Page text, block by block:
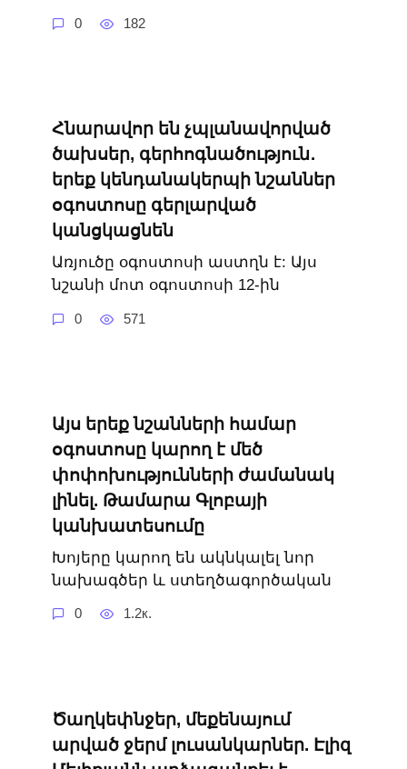
0 182
Հնարավոր են չպլանավորված
ծախսեր, գերհոգնածություն․
երեք կենդանակերպի նշաններ
օգոստոսը գերլարված
կանցկացնեն
Առյուծը օգոստոսի աստղն է: Այս
նշանի մոտ օգոստոսի 12-ին
0 571
Այս երեք նշանների համար
օգոստոսը կարող է մեծ
փոփոխությունների ժամանակ
լինել. Թամարա Գլոբայի
կանխատեսումը
Խոյերը կարող են ակնկալել նոր
նախագծեր և ստեղծագործական
0 1.2к.
Ծաղկեփնջեր, մեքենայում
արված ջերմ լուսանկարներ. Էլիզ